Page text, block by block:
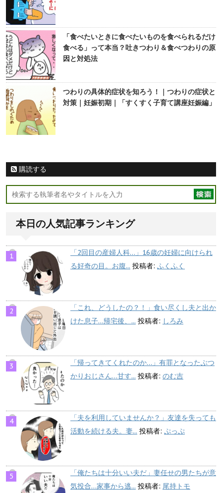
「食べたいときに食べたいものを食べられるだけ
食べる」って本当？吐きつわり＆食べつわりの原
因と対処法
つわりの具体的症状を知ろう！｜つわりの症状と
対策｜妊娠初期｜「すくすく子育て講座妊娠編」
購読する
本日の人気記事ランキング
「2回目の産婦人科…」16歳の妊婦に向けられ
る好奇の目。お腹... 投稿者: ふくふく
「これ、どうしたの？！」食い尽くし夫と出か
けた息子…帰宅後、... 投稿者: しろみ
「帰ってきてくれたのか…」有罪となったぶつ
かりおじさん…甘す... 投稿者: のむ吉
「夫を利用していませんか？」友達を失っても
活動を続ける夫。妻... 投稿者: ぷっぷ
「俺たちは十分いい夫だ」妻任せの男たちが意
気投合…家事から逃... 投稿者: 尾持トモ